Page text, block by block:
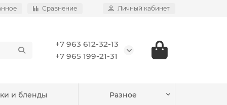
Сравнение Личный кабинет
+7 963 612-32-13
+7 965 199-21-31
и бленды Разное